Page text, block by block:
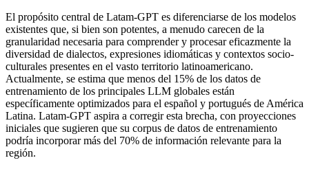
El propósito central de Latam-GPT es diferenciarse de los modelos
existentes que, si bien son potentes, a menudo carecen de la
granularidad necesaria para comprender y procesar eficazmente la
diversidad de dialectos, expresiones idiomáticas y contextos socio-
culturales presentes en el vasto territorio latinoamericano.
Actualmente, se estima que menos del 15% de los datos de
entrenamiento de los principales LLM globales están
específicamente optimizados para el español y portugués de América
Latina. Latam-GPT aspira a corregir esta brecha, con proyecciones
iniciales que sugieren que su corpus de datos de entrenamiento
podría incorporar más del 70% de información relevante para la
región.